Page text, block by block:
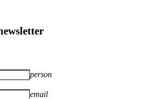
person
email